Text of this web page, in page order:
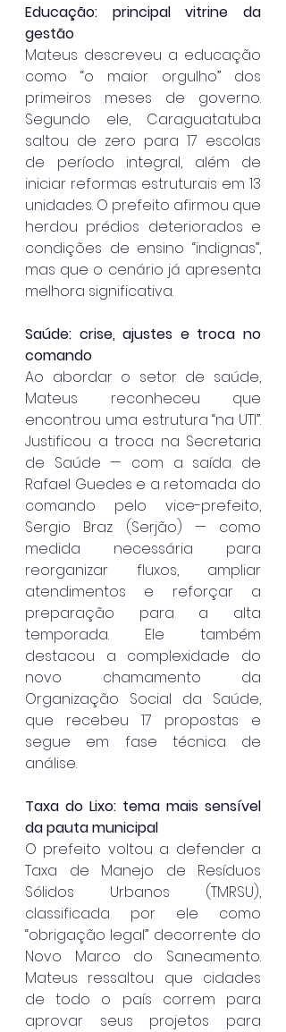
Educação: principal vitrine da
gestão
Mateus descreveu a educação
como “o maior orgulho” dos
primeiros meses de governo.
Segundo ele, Caraguatatuba
saltou de zero para 17 escolas
de período integral, além de
iniciar reformas estruturais em 13
unidades. O prefeito afirmou que
herdou prédios deteriorados e
condições de ensino “indignas”,
mas que o cenário já apresenta
melhora significativa.
Saúde: crise, ajustes e troca no
comando
Ao abordar o setor de saúde,
Mateus reconheceu que
encontrou uma estrutura “na UTI”.
Justificou a troca na Secretaria
de Saúde — com a saída de
Rafael Guedes e a retomada do
comando pelo vice-prefeito,
Sergio Braz (Serjão) — como
medida necessária para
reorganizar fluxos, ampliar
atendimentos e reforçar a
preparação para a alta
temporada. Ele também
destacou a complexidade do
novo chamamento da
Organização Social da Saúde,
que recebeu 17 propostas e
segue em fase técnica de
análise.
Taxa do Lixo: tema mais sensível
da pauta municipal
O prefeito voltou a defender a
Taxa de Manejo de Resíduos
Sólidos Urbanos (TMRSU),
classificada por ele como
“obrigação legal” decorrente do
Novo Marco do Saneamento.
Mateus ressaltou que cidades
de todo o país correm para
aprovar seus projetos para